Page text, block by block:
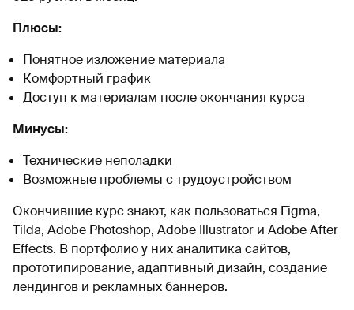
Плюсы:
Понятное изложение материала
Комфортный график
Доступ к материалам после окончания курса
Минусы:
Технические неполадки
Возможные проблемы с трудоустройством
Окончившие курс знают, как пользоваться Figma,
Tilda, Adobe Photoshop, Adobe Illustrator и Adobe After
Effects. В портфолио у них аналитика сайтов,
прототипирование, адаптивный дизайн, создание
лендингов и рекламных баннеров.